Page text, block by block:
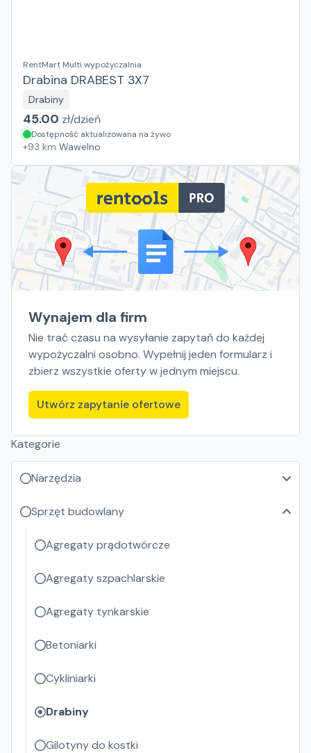
RentMart Multi wypożyczalnia
Drabina DRABEST 3X7
Drabiny
45.00 zł/dzień
Dostępność aktualizowana na żywo
+93 km Wawelno
Wynajem dla firm
Nie trać czasu na wysyłanie zapytań do każdej
wypożyczalni osobno. Wypełnij jeden formularz i
zbierz wszystkie oferty w jednym miejscu.
Utwórz zapytanie ofertowe
Kategorie
Narzędzia
Sprzęt budowlany
Agregaty prądotwórcze
Agregaty szpachlarskie
Agregaty tynkarskie
Betoniarki
Cykliniarki
Drabiny
Gilotyny do kostki